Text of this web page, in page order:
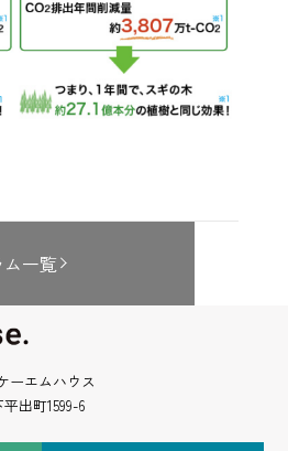
ム一覧
ーエムハウス
出町1599-6